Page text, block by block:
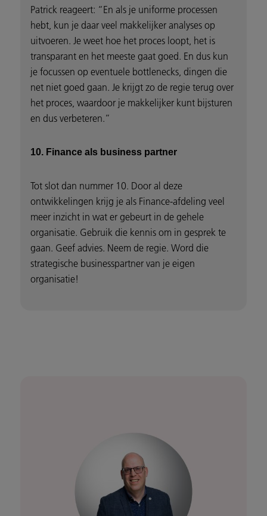
Patrick reageert: “En als je uniforme processen
hebt, kun je daar veel makkelijker analyses op
uitvoeren. Je weet hoe het proces loopt, het is
transparant en het meeste gaat goed. En dus kun
je focussen op eventuele bottlenecks, dingen die
net niet goed gaan. Je krijgt zo de regie terug over
het proces, waardoor je makkelijker kunt bijsturen
en dus verbeteren.”
10. Finance als business partner
Tot slot dan nummer 10. Door al deze
ontwikkelingen krijg je als Finance-afdeling veel
meer inzicht in wat er gebeurt in de gehele
organisatie. Gebruik die kennis om in gesprek te
gaan. Geef advies. Neem de regie. Word die
strategische businesspartner van je eigen
organisatie!